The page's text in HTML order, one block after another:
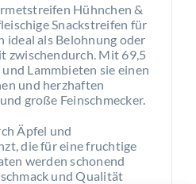
Hühnchen &
Snackstreifen für
ideal als Belohnung oder
zwischendurch. Mit 69,5
Lammbieten sie einen
und herzhaften
große Feinschmecker.
Äpfel und
die für eine fruchtige
werden schonend
und Qualität